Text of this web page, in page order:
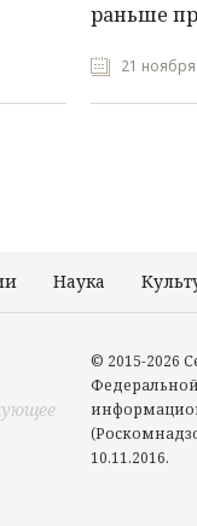
раньше
21
Наука
© 2015-2026
Федеральной
10.11.2016.